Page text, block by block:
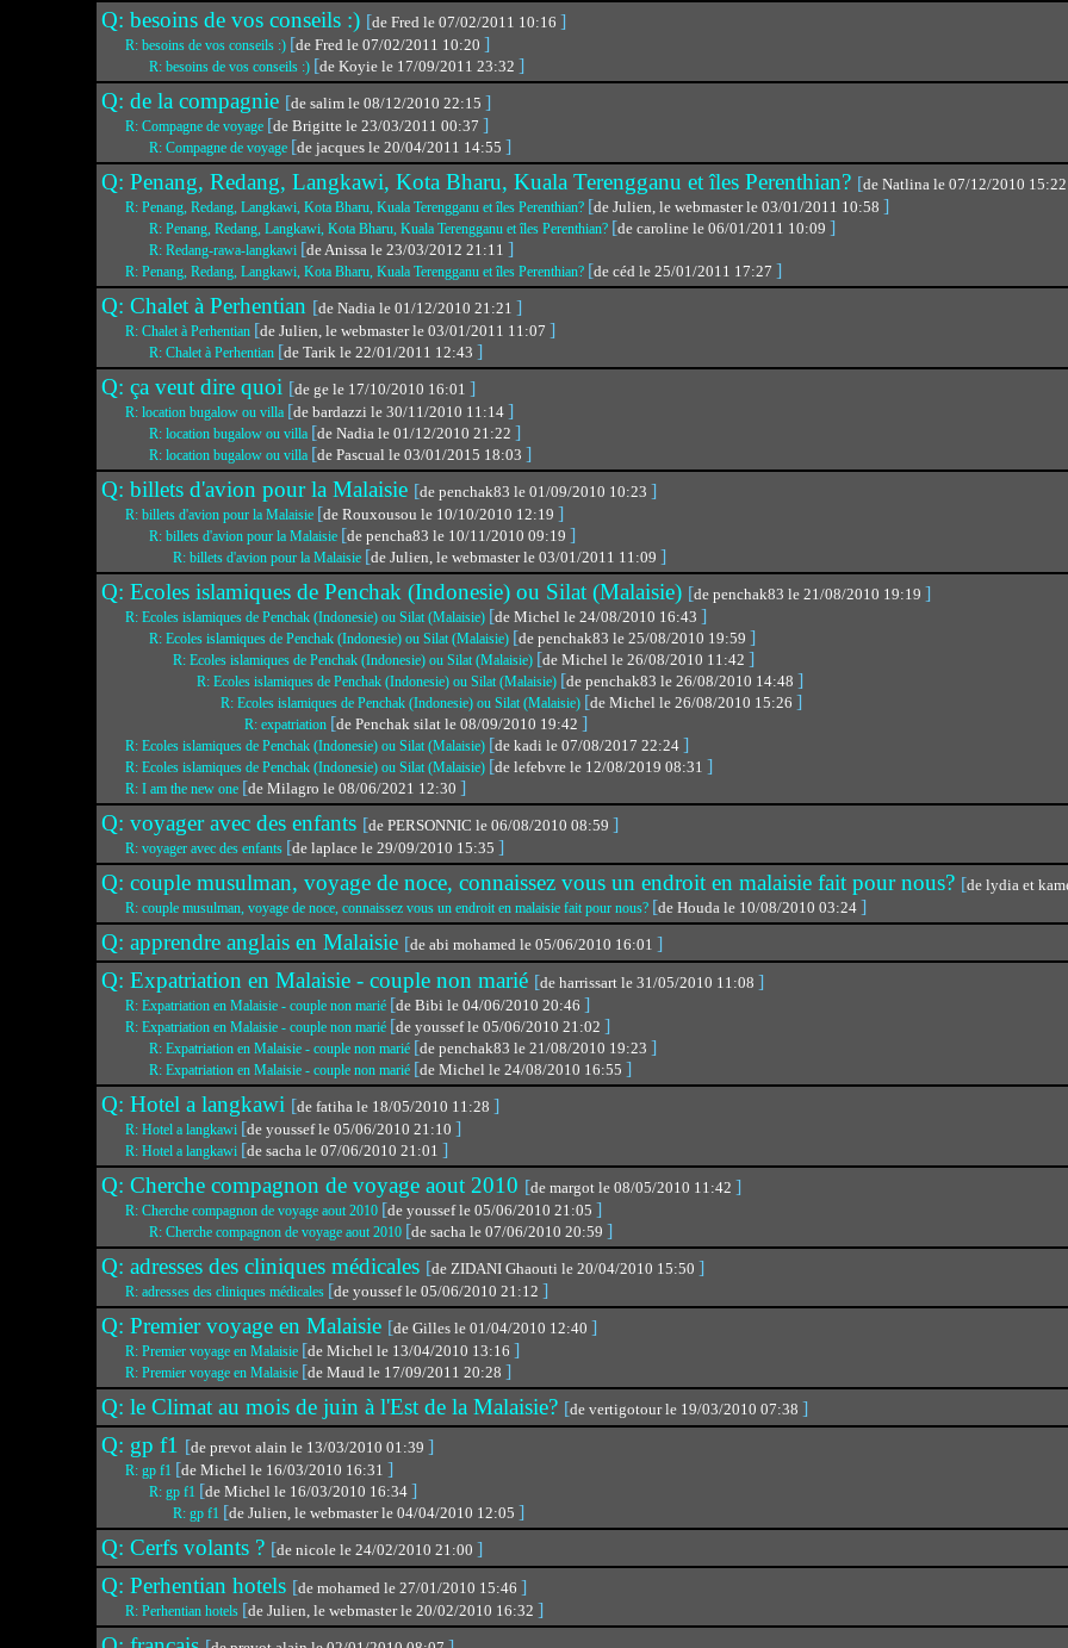
Q: besoins de vos conseils :) [de Fred le 07/02/2011 10:16 ]
R: besoins de vos conseils :) [de Fred le 07/02/2011 10:20 ]
R: besoins de vos conseils :) [de Koyie le 17/09/2011 23:32 ]
Q: de la compagnie [de salim le 08/12/2010 22:15 ]
R: Compagne de voyage [de Brigitte le 23/03/2011 00:37 ]
R: Compagne de voyage [de jacques le 20/04/2011 14:55 ]
Q: Penang, Redang, Langkawi, Kota Bharu, Kuala Terengganu et îles Perenthian? [de Natlina le 07/12/2010
R: Penang, Redang, Langkawi, Kota Bharu, Kuala Terengganu et îles Perenthian? [de Julien, le webmaster le 03/01/2011 10:58 ]
R: Penang, Redang, Langkawi, Kota Bharu, Kuala Terengganu et îles Perenthian? [de caroline le 06/01/2011 10:09 ]
R: Redang-rawa-langkawi [de Anissa le 23/03/2012 21:11 ]
R: Penang, Redang, Langkawi, Kota Bharu, Kuala Terengganu et îles Perenthian? [de céd le 25/01/2011 17:27 ]
Q: Chalet à Perhentian [de Nadia le 01/12/2010 21:21 ]
R: Chalet à Perhentian [de Julien, le webmaster le 03/01/2011 11:07 ]
R: Chalet à Perhentian [de Tarik le 22/01/2011 12:43 ]
Q: ça veut dire quoi [de ge le 17/10/2010 16:01 ]
R: location bugalow ou villa [de bardazzi le 30/11/2010 11:14 ]
R: location bugalow ou villa [de Nadia le 01/12/2010 21:22 ]
R: location bugalow ou villa [de Pascual le 03/01/2015 18:03 ]
Q: billets d'avion pour la Malaisie [de penchak83 le 01/09/2010 10:23 ]
R: billets d'avion pour la Malaisie [de Rouxousou le 10/10/2010 12:19 ]
R: billets d'avion pour la Malaisie [de pencha83 le 10/11/2010 09:19 ]
R: billets d'avion pour la Malaisie [de Julien, le webmaster le 03/01/2011 11:09 ]
Q: Ecoles islamiques de Penchak (Indonesie) ou Silat (Malaisie) [de penchak83 le 21/08/2010 19:19 ]
R: Ecoles islamiques de Penchak (Indonesie) ou Silat (Malaisie) [de Michel le 24/08/2010 16:43 ]
R: Ecoles islamiques de Penchak (Indonesie) ou Silat (Malaisie) [de penchak83 le 25/08/2010 19:59 ]
R: Ecoles islamiques de Penchak (Indonesie) ou Silat (Malaisie) [de Michel le 26/08/2010 11:42 ]
R: Ecoles islamiques de Penchak (Indonesie) ou Silat (Malaisie) [de penchak83 le 26/08/2010 14:48 ]
R: Ecoles islamiques de Penchak (Indonesie) ou Silat (Malaisie) [de Michel le 26/08/2010 15:26 ]
R: expatriation [de Penchak silat le 08/09/2010 19:42 ]
R: Ecoles islamiques de Penchak (Indonesie) ou Silat (Malaisie) [de kadi le 07/08/2017 22:24 ]
R: Ecoles islamiques de Penchak (Indonesie) ou Silat (Malaisie) [de lefebvre le 12/08/2019 08:31 ]
R: I am the new one [de Milagro le 08/06/2021 12:30 ]
Q: voyager avec des enfants [de PERSONNIC le 06/08/2010 08:59 ]
R: voyager avec des enfants [de laplace le 29/09/2010 15:35 ]
Q: couple musulman, voyage de noce, connaissez vous un endroit en malaisie fait pour nous? [de lydia et
R: couple musulman, voyage de noce, connaissez vous un endroit en malaisie fait pour nous? [de Houda le 10/08/2010 03:24 ]
Q: apprendre anglais en Malaisie [de abi mohamed le 05/06/2010 16:01 ]
Q: Expatriation en Malaisie - couple non marié [de harrissart le 31/05/2010 11:08 ]
R: Expatriation en Malaisie - couple non marié [de Bibi le 04/06/2010 20:46 ]
R: Expatriation en Malaisie - couple non marié [de youssef le 05/06/2010 21:02 ]
R: Expatriation en Malaisie - couple non marié [de penchak83 le 21/08/2010 19:23 ]
R: Expatriation en Malaisie - couple non marié [de Michel le 24/08/2010 16:55 ]
Q: Hotel a langkawi [de fatiha le 18/05/2010 11:28 ]
R: Hotel a langkawi [de youssef le 05/06/2010 21:10 ]
R: Hotel a langkawi [de sacha le 07/06/2010 21:01 ]
Q: Cherche compagnon de voyage aout 2010 [de margot le 08/05/2010 11:42 ]
R: Cherche compagnon de voyage aout 2010 [de youssef le 05/06/2010 21:05 ]
R: Cherche compagnon de voyage aout 2010 [de sacha le 07/06/2010 20:59 ]
Q: adresses des cliniques médicales [de ZIDANI Ghaouti le 20/04/2010 15:50 ]
R: adresses des cliniques médicales [de youssef le 05/06/2010 21:12 ]
Q: Premier voyage en Malaisie [de Gilles le 01/04/2010 12:40 ]
R: Premier voyage en Malaisie [de Michel le 13/04/2010 13:16 ]
R: Premier voyage en Malaisie [de Maud le 17/09/2011 20:28 ]
Q: le Climat au mois de juin à l'Est de la Malaisie? [de vertigotour le 19/03/2010 07:38 ]
Q: gp f1 [de prevot alain le 13/03/2010 01:39 ]
R: gp f1 [de Michel le 16/03/2010 16:31 ]
R: gp f1 [de Michel le 16/03/2010 16:34 ]
R: gp f1 [de Julien, le webmaster le 04/04/2010 12:05 ]
Q: Cerfs volants ? [de nicole le 24/02/2010 21:00 ]
Q: Perhentian hotels [de mohamed le 27/01/2010 15:46 ]
R: Perhentian hotels [de Julien, le webmaster le 20/02/2010 16:32 ]